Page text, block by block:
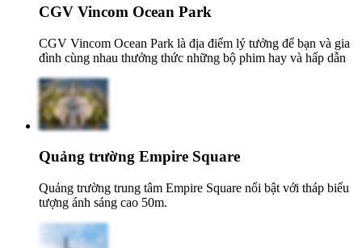
CGV Vincom Ocean Park
CGV Vincom Ocean Park là địa điểm lý tưởng để bạn và gia
đình cùng nhau thưởng thức những bộ phim hay và hấp dẫn
Quảng trường Empire Square
Quảng trường trung tâm Empire Square nổi bật với tháp biểu
tượng ánh sáng cao 50m.